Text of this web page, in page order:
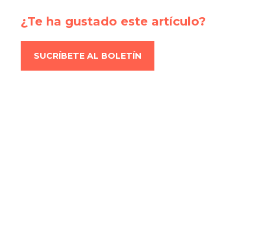
¿Te ha gustado este artículo?
SUCRÍBETE AL BOLETÍN